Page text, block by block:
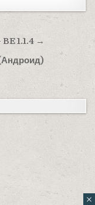
1.1.4 →